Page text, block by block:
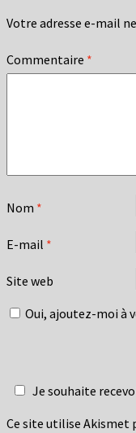
Votre adresse e-mail
Commentaire *
Nom *
E-mail *
Site web
Oui, ajoutez-moi à
Je souhaite
Ce site utilise Akismet